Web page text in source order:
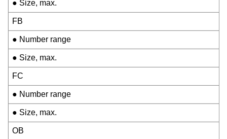
● Size, max.
FB
● Number range
● Size, max.
FC
● Number range
● Size, max.
OB